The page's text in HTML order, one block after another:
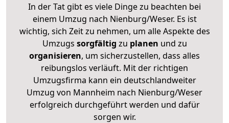
In der Tat gibt es viele Dinge zu beachten bei
einem Umzug nach Nienburg/Weser. Es ist
wichtig, sich Zeit zu nehmen, um alle Aspekte des
Umzugs sorgfältig zu planen und zu
organisieren, um sicherzustellen, dass alles
reibungslos verläuft. Mit der richtigen
Umzugsfirma kann ein deutschlandweiter
Umzug von Mannheim nach Nienburg/Weser
erfolgreich durchgeführt werden und dafür
sorgen wir.